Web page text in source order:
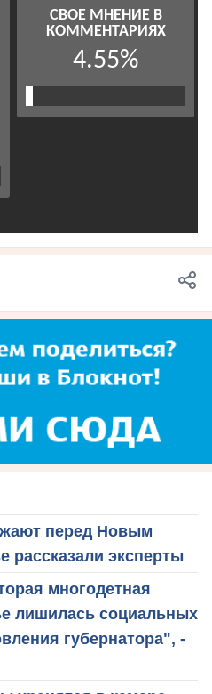
перед Новым
рассказали эксперты
многодетная
лишилась социальных
губернатора", -